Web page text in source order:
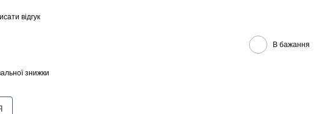
відгук
В бажання
знижки